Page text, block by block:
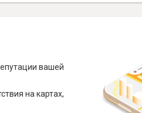
вашей
на картах,